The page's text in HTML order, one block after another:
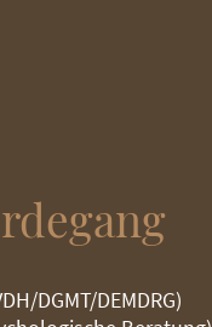
DGMT/DEMDRG)